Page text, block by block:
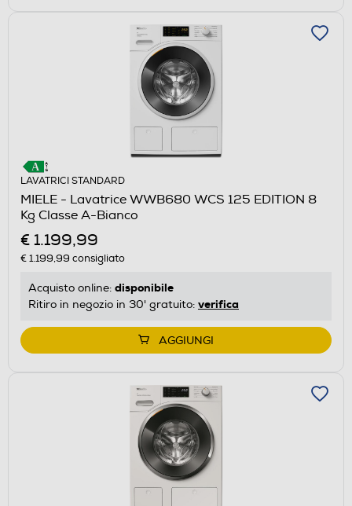
LAVATRICI STANDARD
MIELE - Lavatrice WWB680 WCS 125 EDITION 8
Kg Classe A-Bianco
€ 1.199,99
€ 1.199,99 consigliato
Acquisto online: disponibile
Ritiro in negozio in 30' gratuito: verifica
AGGIUNGI